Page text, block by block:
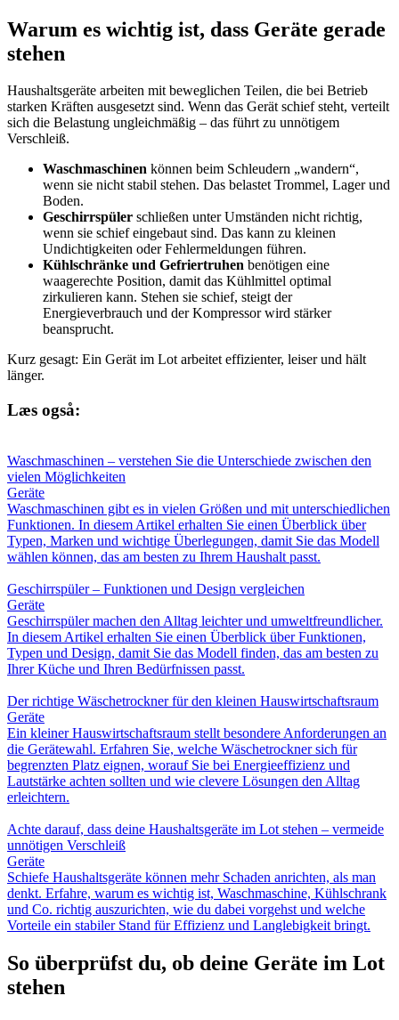
Warum es wichtig ist, dass Geräte gerade
stehen
Haushaltsgeräte arbeiten mit beweglichen Teilen, die bei Betrieb
starken Kräften ausgesetzt sind. Wenn das Gerät schief steht, verteilt
sich die Belastung ungleichmäßig – das führt zu unnötigem
Verschleiß.
Waschmaschinen können beim Schleudern „wandern“,
wenn sie nicht stabil stehen. Das belastet Trommel, Lager und
Boden.
Geschirrspüler schließen unter Umständen nicht richtig,
wenn sie schief eingebaut sind. Das kann zu kleinen
Undichtigkeiten oder Fehlermeldungen führen.
Kühlschränke und Gefriertruhen benötigen eine
waagerechte Position, damit das Kühlmittel optimal
zirkulieren kann. Stehen sie schief, steigt der
Energieverbrauch und der Kompressor wird stärker
beansprucht.
Kurz gesagt: Ein Gerät im Lot arbeitet effizienter, leiser und hält
länger.
Læs også:
Waschmaschinen – verstehen Sie die Unterschiede zwischen den
vielen Möglichkeiten
Geräte
Waschmaschinen gibt es in vielen Größen und mit unterschiedlichen
Funktionen. In diesem Artikel erhalten Sie einen Überblick über
Typen, Marken und wichtige Überlegungen, damit Sie das Modell
wählen können, das am besten zu Ihrem Haushalt passt.
Geschirrspüler – Funktionen und Design vergleichen
Geräte
Geschirrspüler machen den Alltag leichter und umweltfreundlicher.
In diesem Artikel erhalten Sie einen Überblick über Funktionen,
Typen und Design, damit Sie das Modell finden, das am besten zu
Ihrer Küche und Ihren Bedürfnissen passt.
Der richtige Wäschetrockner für den kleinen Hauswirtschaftsraum
Geräte
Ein kleiner Hauswirtschaftsraum stellt besondere Anforderungen an
die Gerätewahl. Erfahren Sie, welche Wäschetrockner sich für
begrenzten Platz eignen, worauf Sie bei Energieeffizienz und
Lautstärke achten sollten und wie clevere Lösungen den Alltag
erleichtern.
Achte darauf, dass deine Haushaltsgeräte im Lot stehen – vermeide
unnötigen Verschleiß
Geräte
Schiefe Haushaltsgeräte können mehr Schaden anrichten, als man
denkt. Erfahre, warum es wichtig ist, Waschmaschine, Kühlschrank
und Co. richtig auszurichten, wie du dabei vorgehst und welche
Vorteile ein stabiler Stand für Effizienz und Langlebigkeit bringt.
So überprüfst du, ob deine Geräte im Lot
stehen